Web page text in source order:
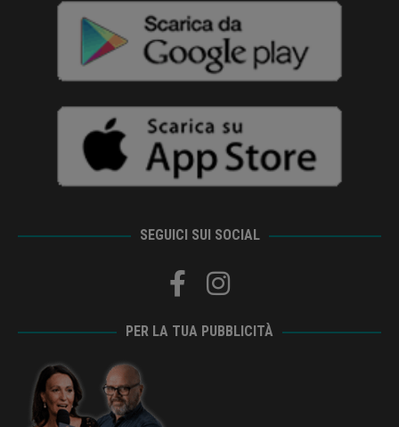
SEGUICI SUI SOCIAL
PER LA TUA PUBBLICITÀ